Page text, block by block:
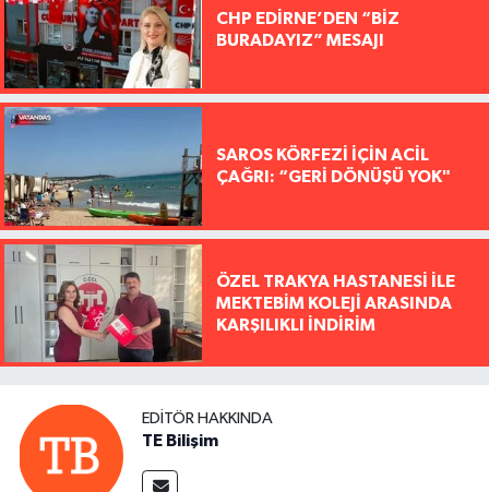
CHP EDİRNE’DEN “BİZ
BURADAYIZ” MESAJI
SAROS KÖRFEZİ İÇİN ACİL
ÇAĞRI: “GERİ DÖNÜŞÜ YOK"
ÖZEL TRAKYA HASTANESİ İLE
MEKTEBİM KOLEJİ ARASINDA
KARŞILIKLI İNDİRİM
EDITÖR HAKKINDA
TE Bilişim